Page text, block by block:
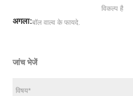
विकल्प है
अगला:बॉल वाल्व के फायदे.
जांच भेजें